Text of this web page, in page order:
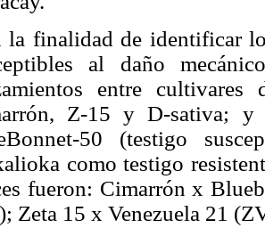
la finalidad de identificar
al daño
entre cultivares
Z-15 y D-sativa; y
50 (testigo
como testigo
fueron: Cimarrón x
Zeta 15 x Venezuela 21